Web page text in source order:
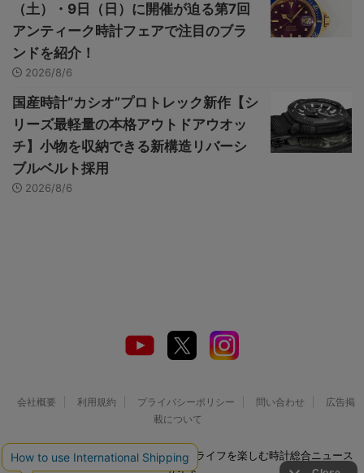
（土）・9日（日）に開催が迫る第7回
アンティーク時計フェアで注目のブラ
ンドを紹介！
2026/8/6
国産時計“カシオ”プロトレック新作【シ
リーズ最軽量の本格アウトドアウオッ
チ】小物を収納できる新構造リバーシ
ブルベルト採用
2026/8/6
会社概要 利用規約 プライバシーポリシー 問い合わせ
広告掲
載について
© 2026 Watch LIFE NEWS｜ウオッチライフを楽しむ時計総合ニュース